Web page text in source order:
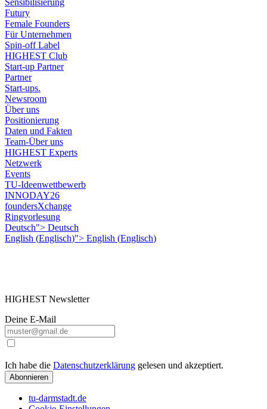
Sensibilisierung
Futury
Female Founders
Für Unternehmen
Spin-off Label
HIGHEST Club
Start-up Partner
Partner
Start-ups.
Newsroom
Über uns
Positionierung
Daten und Fakten
Team-Über uns
HIGHEST Experts
Netzwerk
Events
TU-Ideenwettbewerb
INNODAY26
foundersXchange
Ringvorlesung
Deutsch"> Deutsch
English (Englisch)"> English (Englisch)
HIGHEST Newsletter
Deine E-Mail
Ich habe die Datenschutzerklärung gelesen und akzeptiert.
Abonnieren
tu-darmstadt.de